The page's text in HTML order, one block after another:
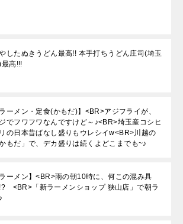
したぬきうどん最高!! 本手打ちうどん庄司(埼玉
最高!!!
ラーメン・定食(かもだ)】<BR>アジフライが、
でフワフワなんですけど～♪<BR>埼玉産コシヒ
の日本昔ばなし盛りもウレシイw<BR>川越の
かもだ」で、デカ盛りは続くよどこまでも~♪
ラーメン】<BR>雨の朝10時に、何この混み具
<BR>「新ラーメンショップ 狭山店」で朝ラ